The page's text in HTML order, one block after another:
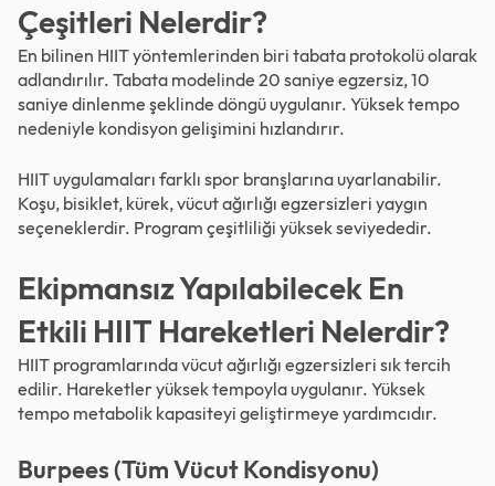
Çeşitleri Nelerdir?
En bilinen HIIT yöntemlerinden biri tabata protokolü olarak
adlandırılır. Tabata modelinde 20 saniye egzersiz, 10
saniye dinlenme şeklinde döngü uygulanır. Yüksek tempo
nedeniyle kondisyon gelişimini hızlandırır.
HIIT uygulamaları farklı spor branşlarına uyarlanabilir.
Koşu, bisiklet, kürek, vücut ağırlığı egzersizleri yaygın
seçeneklerdir. Program çeşitliliği yüksek seviyededir.
Ekipmansız Yapılabilecek En
Etkili HIIT Hareketleri Nelerdir?
HIIT programlarında vücut ağırlığı egzersizleri sık tercih
edilir. Hareketler yüksek tempoyla uygulanır. Yüksek
tempo metabolik kapasiteyi geliştirmeye yardımcıdır.
Burpees (Tüm Vücut Kondisyonu)